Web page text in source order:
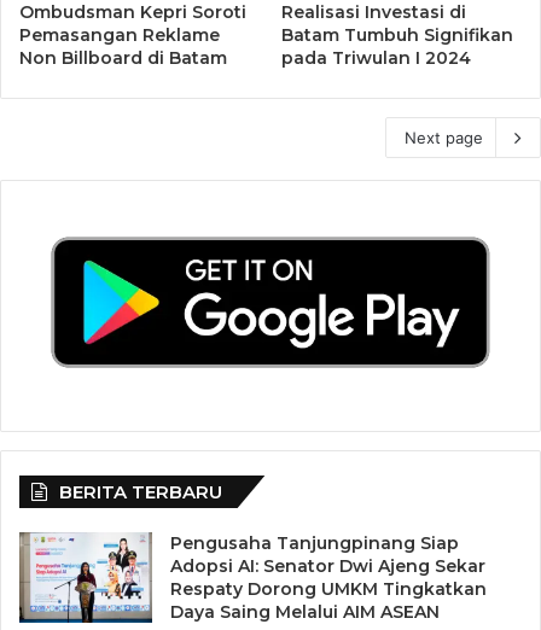
Ombudsman Kepri Soroti
Pemasangan Reklame
Non Billboard di Batam
Realisasi Investasi di
Batam Tumbuh Signifikan
pada Triwulan I 2024
Next page
BERITA TERBARU
Pengusaha Tanjungpinang Siap
Adopsi AI: Senator Dwi Ajeng Sekar
Respaty Dorong UMKM Tingkatkan
Daya Saing Melalui AIM ASEAN